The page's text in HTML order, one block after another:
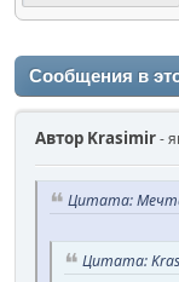
Сообщения в
Автор Krasimir-
Цитата:
Цитата: